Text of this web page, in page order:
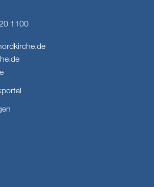
1100
de
.de